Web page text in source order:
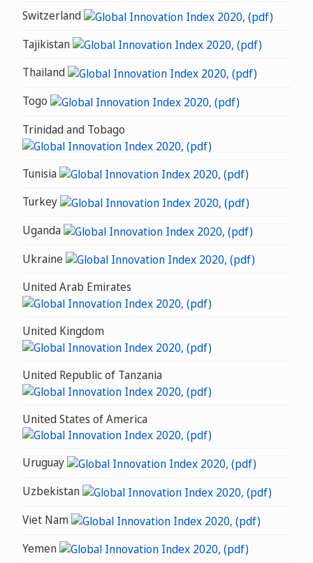
Switzerland
Tajikistan
Thailand
Togo
Trinidad and Tobago
Tunisia
Turkey
Uganda
Ukraine
United Arab Emirates
United Kingdom
United Republic of Tanzania
United States of America
Uruguay
Uzbekistan
Viet Nam
Yemen